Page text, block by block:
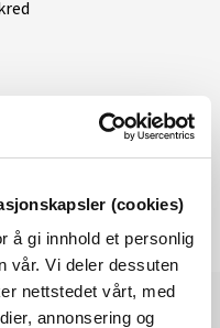
(cookies)
å gi innhold et personlig
vår. Vi deler dessuten
nettstedet vårt, med
annonsering og